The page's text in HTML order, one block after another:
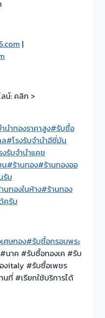
|
ลน์: คลิก >
นำทองราคาสูง#รับซื้อ
#โรงรับจำนำอีซี่มัน
งรับจำนำแคช
น#ร้านทอง#ร้านทองออ
รับ
นทองในห้าง#ร้านทอง
ครับ
ศษทอง#รับซื้อกรอบพระ
#นาค #รับซื้อทองเค #รับ
งitaly #รับซื้อเพชร
ที่ #เรียกใช้บริการได้